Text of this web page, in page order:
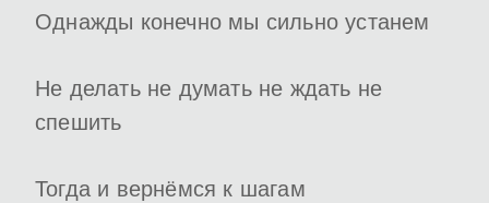
Однажды конечно мы сильно устанем
Не делать не думать не ждать не
спешить
Тогда и вернёмся к шагам